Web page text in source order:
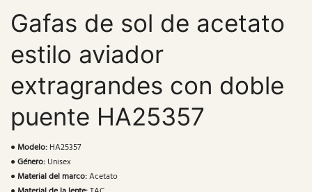
Gafas de sol de acetato
estilo aviador
extragrandes con doble
puente HA25357
●Modelo: HA25357
●Género: Unisex
●Material del marco:Acetato